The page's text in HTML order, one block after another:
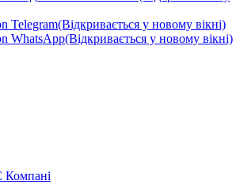
Telegram(Відкривається у новому вікні)
WhatsApp(Відкривається у новому вікні)